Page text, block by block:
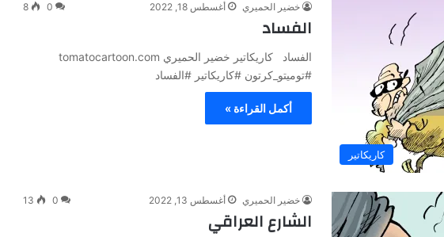
كاريكاتير
خضير الحميري أغسطس 18, 2022 0
8
الفساد
#توميتو_كرتون #كاريكاتير #الفساد
أكمل القراءة »
خضير الحميري أغسطس 13, 2022 0
13
الشارع العراقي